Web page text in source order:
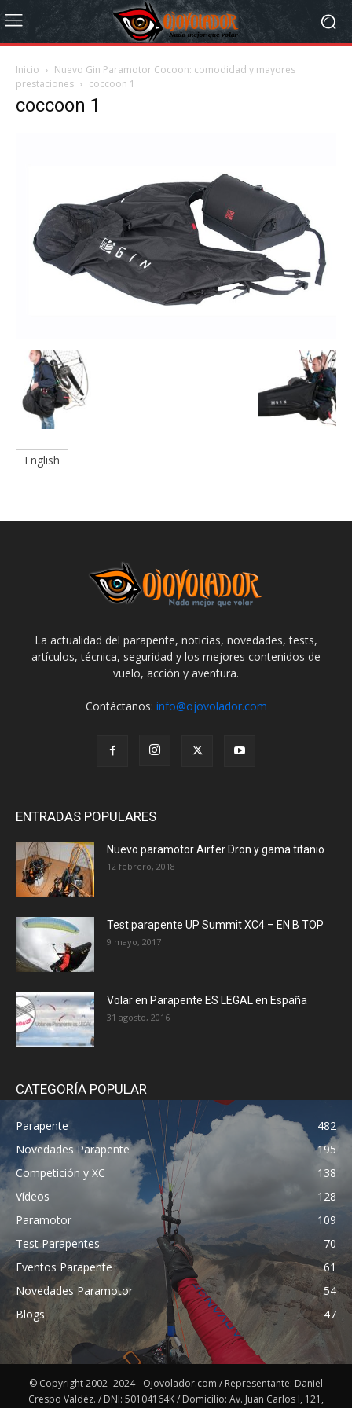
Inicio
Nuevo Gin Paramotor Cocoon: comodidad y mayores
prestaciones
coccoon 1
coccoon 1
English
La actualidad del parapente, noticias, novedades, tests,
artículos, técnica, seguridad y los mejores contenidos de
vuelo, acción y aventura.
Contáctanos: info@ojovolador.com
ENTRADAS POPULARES
Nuevo paramotor Airfer Dron y gama titanio
12 febrero, 2018
Test parapente UP Summit XC4 – EN B TOP
9 mayo, 2017
Volar en Parapente ES LEGAL en España
31 agosto, 2016
CATEGORÍA POPULAR
Parapente
482
Novedades Parapente
195
Competición y XC
138
Vídeos
128
Paramotor
109
Test Parapentes
70
Eventos Parapente
61
Novedades Paramotor
54
Blogs
47
© Copyright 2002- 2024 - Ojovolador.com / Representante: Daniel
Crespo Valdéz. / DNI: 50104164K / Domicilio: Av. Juan Carlos I, 121,